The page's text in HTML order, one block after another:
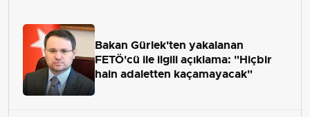
Bakan Gürlek'ten yakalanan
FETÖ'cü ile ilgili açıklama: "Hiçbir
hain adaletten kaçamayacak"